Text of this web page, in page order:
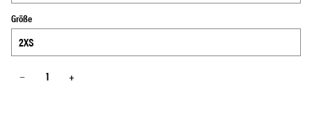
Größe
− +